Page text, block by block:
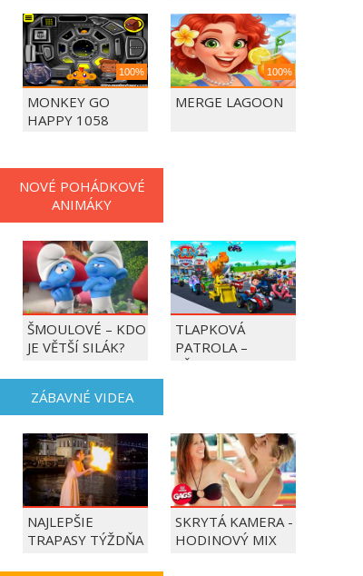
100%
MONKEY GO
HAPPY 1058
100%
MERGE LAGOON
NOVÉ POHÁDKOVÉ
ANIMÁKY
ŠMOULOVÉ – KDO
JE VĚTŠÍ SILÁK?
TLAPKOVÁ
PATROLA –
VŠECHNY TLAPKY
ZÁBAVNÉ VIDEA
NAJLEPŠIE
TRAPASY TÝŽDŇA
SKRYTÁ KAMERA -
HODINOVÝ MIX